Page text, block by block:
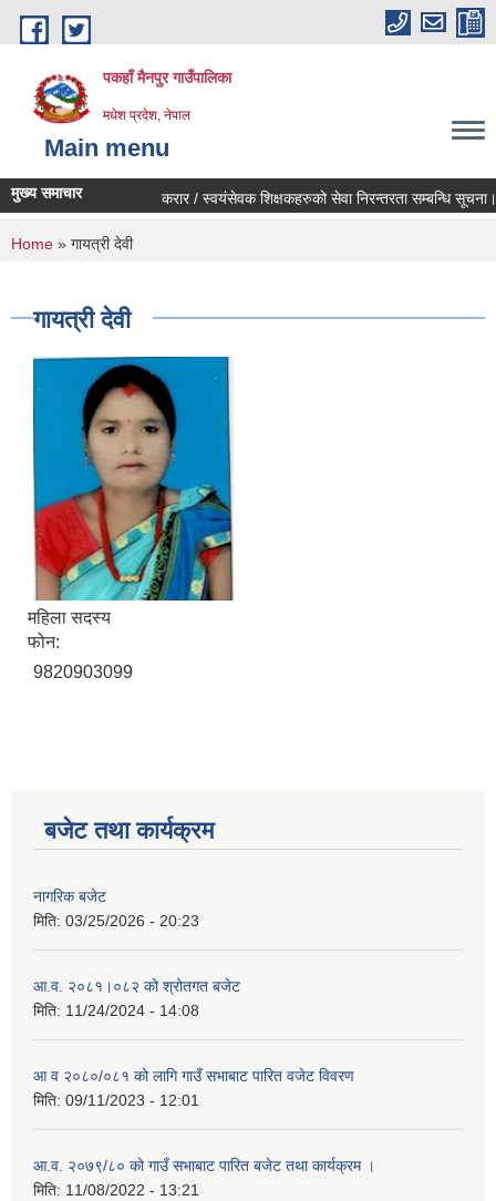
Skip to main content
पकहाँ मैनपुर गाउँपालिका
मधेश प्रदेश, नेपाल
Main menu
मुख्य समाचार करार / स्वयंसेवक शिक्षकहरुको सेवा निरन्तरता सम्बन्धि सूचना।
You are here
Home » गायत्री देवी
गायत्री देवी
महिला सदस्य
फोन:
9820903099
बजेट तथा कार्यक्रम
नागरिक बजेट
मिति: 03/25/2026 - 20:23
आ.व. २०८१।०८२ को श्रोतगत बजेट
मिति: 11/24/2024 - 14:08
आ व २०८०/०८१ को लागि गाउँ सभाबाट पारित वजेट विवरण
मिति: 09/11/2023 - 12:01
आ.व. २०७९/८० को गाउँ सभाबाट पारित बजेट तथा कार्यक्रम ।
मिति: 11/08/2022 - 13:21